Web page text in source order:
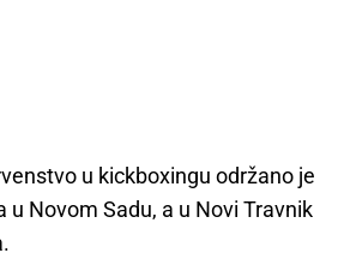
u kickboxingu održano je
u Novom Sadu, a u Novi Travnik